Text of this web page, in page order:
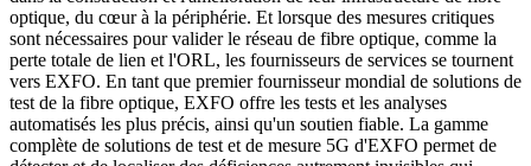
optique, du cœur à la périphérie. Et lorsque des mesures critiques
sont nécessaires pour valider le réseau de fibre optique, comme la
perte totale de lien et l'ORL, les fournisseurs de services se tournent
vers EXFO. En tant que premier fournisseur mondial de solutions de
test de la fibre optique, EXFO offre les tests et les analyses
automatisés les plus précis, ainsi qu'un soutien fiable. La gamme
complète de solutions de test et de mesure 5G d'EXFO permet de